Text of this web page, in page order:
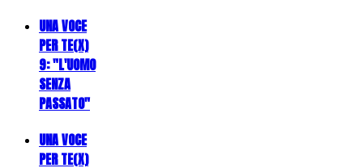
UNA VOCE
PER TE(X)
9: "L'UOMO
SENZA
PASSATO"
UNA VOCE
PER TE(X)